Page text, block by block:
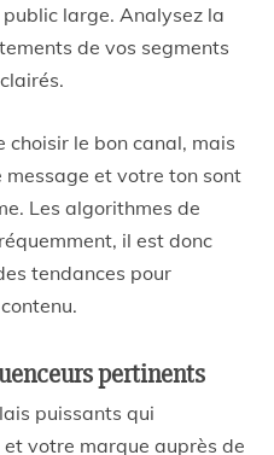
large. Analysez la
de vos segments
choisir le bon canal, mais
message et votre ton sont
Les algorithmes de
il est donc
tendances pour
pertinents
puissants qui
votre marque auprès de